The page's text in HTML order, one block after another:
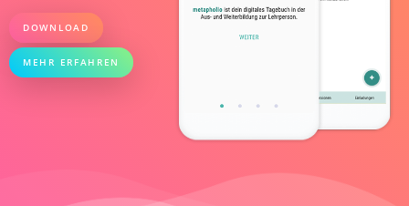
DOWNLOAD
MEHR ERFAHREN